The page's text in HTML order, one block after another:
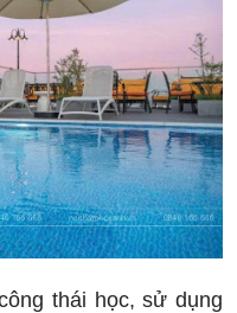
thái học, sử dụng